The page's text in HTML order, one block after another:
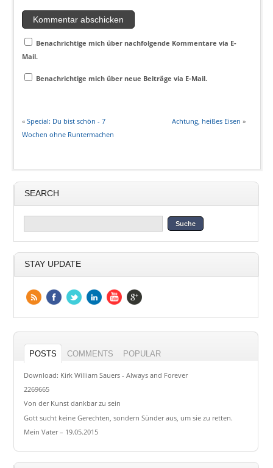
Benachrichtige mich über nachfolgende Kommentare via E-
Mail.
Benachrichtige mich über neue Beiträge via E-Mail.
« Special: Du bist schön - 7
Wochen ohne Runtermachen
Achtung, heißes Eisen »
SEARCH
STAY UPDATE
POSTS COMMENTS POPULAR
Download: Kirk William Sauers - Always and Forever
2269665
Von der Kunst dankbar zu sein
Gott sucht keine Gerechten, sondern Sünder aus, um sie zu retten.
Mein Vater – 19.05.2015